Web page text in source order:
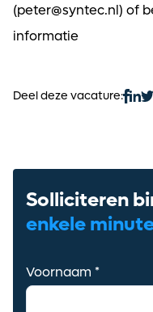
(peter@syntec.nl) of
informatie
Deel deze vacature:
Solliciteren
enkele
Voornaam *
Ontvang
je mailbox